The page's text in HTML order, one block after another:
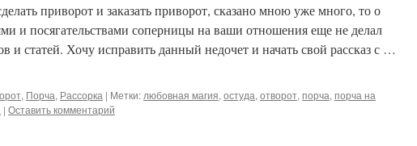
приворот и заказать приворот, сказано мною уже много, то о
и посягательствами соперницы на ваши отношения еще не делал
и статей. Хочу исправить данный недочет и начать свой рассказ с …
, Порча, Рассорка | Метки: любовная магия, остуда, отворот, порча, порча на
| Оставить комментарий